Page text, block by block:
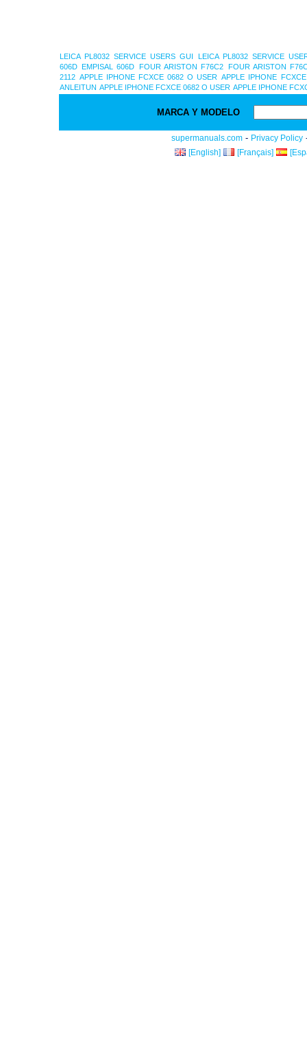
LEICA PL8032 SERVICE USERS GUI
LEICA PL8032 SERVICE
606D EMPISAL 606D FOUR ARISTON F76C2 FOUR ARISTON
2112 APPLE IPHONE FCXCE 0682 O USER APPLE IPHONE
ANLEITUN APPLE IPHONE FCXCE 0682 O USER APPLE IPHONE
MARCA Y MODELO
supermanuals.com - Privacy Policy
[English] [Français]